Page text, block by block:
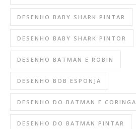
DESENHO BABY SHARK PINTAR
DESENHO BABY SHARK PINTOR
DESENHO BATMAN E ROBIN
DESENHO BOB ESPONJA
DESENHO DO BATMAN E CORINGA
DESENHO DO BATMAN PINTAR